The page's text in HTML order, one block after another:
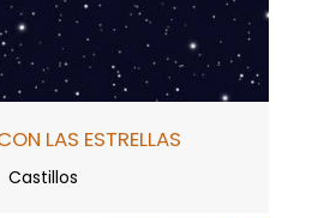
LAS ESTRELLAS
Castillos